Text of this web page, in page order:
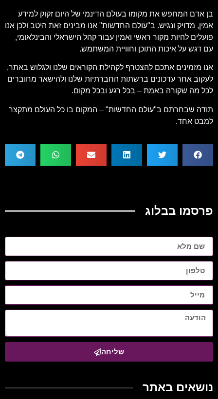
בן אדם המחפש את מקומו בעולם הדינמי של היום זקוק למידע
אמין, מדויק ונגיש. ב"עולם החדשות" אנו מבינים זאת היטב ולכן אנו
פועלים להיות מקור ראשי ואמין עבור קהל הישראלי והבינלאומי,
עם דגש על איכות התוכן וחוויית המשתמש.
אנו מזמינים אתכם להצטרף לקהילת הקוראים שלנו ולגלוש באתר,
לעקוב אחר עדכונים ברשתות החברתיות שלנו ולהישאר מחוברים
לכל מה שקורה באמת – בכל רגע ובכל מקום.
תודה שבחרתם ב"עולם החדשות" – המקום בו כל העולם מתקצר
למבט אחד.
פרסמו בבלוג
שליחה
נושאים באתר